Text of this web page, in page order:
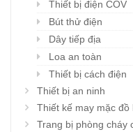
Thiết bị điện COV
Bút thử điện
Dây tiếp địa
Loa an toàn
Thiết bị cách điện
Thiết bị an ninh
Thiết kế may mặc đồ
Trang bị phòng cháy